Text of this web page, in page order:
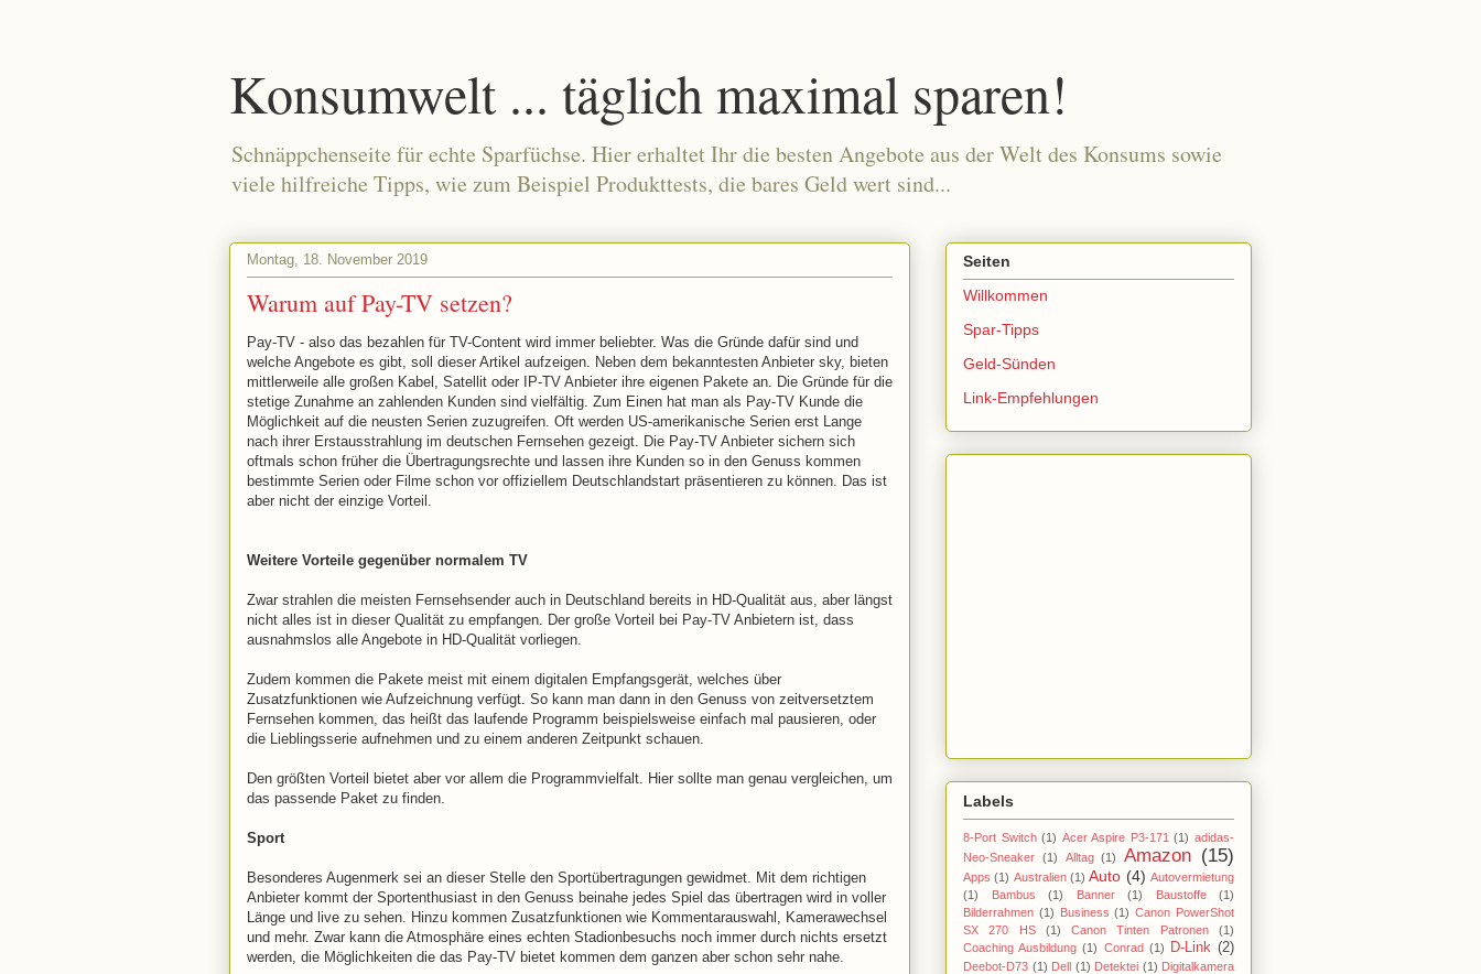
Konsumwelt ... täglich maximal sparen!
Schnäppchenseite für echte Sparfüchse. Hier erhaltet Ihr die besten Angebote aus der Welt des Konsums sowie
viele hilfreiche Tipps, wie zum Beispiel Produkttests, die bares Geld wert sind...
Montag, 18. November 2019
Warum auf Pay-TV setzen?
Pay-TV - also das bezahlen für TV-Content wird immer beliebter. Was die Gründe dafür sind und
welche Angebote es gibt, soll dieser Artikel aufzeigen. Neben dem bekanntesten Anbieter sky, bieten
mittlerweile alle großen Kabel, Satellit oder IP-TV Anbieter ihre eigenen Pakete an. Die Gründe für die
stetige Zunahme an zahlenden Kunden sind vielfältig. Zum Einen hat man als Pay-TV Kunde die
Möglichkeit auf die neusten Serien zuzugreifen. Oft werden US-amerikanische Serien erst Lange
nach ihrer Erstausstrahlung im deutschen Fernsehen gezeigt. Die Pay-TV Anbieter sichern sich
oftmals schon früher die Übertragungsrechte und lassen ihre Kunden so in den Genuss kommen
bestimmte Serien oder Filme schon vor offiziellem Deutschlandstart präsentieren zu können. Das ist
aber nicht der einzige Vorteil.
Weitere Vorteile gegenüber normalem TV
Zwar strahlen die meisten Fernsehsender auch in Deutschland bereits in HD-Qualität aus, aber längst
nicht alles ist in dieser Qualität zu empfangen. Der große Vorteil bei Pay-TV Anbietern ist, dass
ausnahmslos alle Angebote in HD-Qualität vorliegen.
Zudem kommen die Pakete meist mit einem digitalen Empfangsgerät, welches über
Zusatzfunktionen wie Aufzeichnung verfügt. So kann man dann in den Genuss von zeitversetztem
Fernsehen kommen, das heißt das laufende Programm beispielsweise einfach mal pausieren, oder
die Lieblingsserie aufnehmen und zu einem anderen Zeitpunkt schauen.
Den größten Vorteil bietet aber vor allem die Programmvielfalt. Hier sollte man genau vergleichen, um
das passende Paket zu finden.
Sport
Besonderes Augenmerk sei an dieser Stelle den Sportübertragungen gewidmet. Mit dem richtigen
Anbieter kommt der Sportenthusiast in den Genuss beinahe jedes Spiel das übertragen wird in voller
Länge und live zu sehen. Hinzu kommen Zusatzfunktionen wie Kommentarauswahl, Kamerawechsel
und mehr. Zwar kann die Atmosphäre eines echten Stadionbesuchs noch immer durch nichts ersetzt
werden, die Möglichkeiten die das Pay-TV bietet kommen dem ganzen aber schon sehr nahe.
Seiten
Willkommen
Spar-Tipps
Geld-Sünden
Link-Empfehlungen
Labels
8-Port Switch (1) Acer Aspire P3-171 (1) adidas-
Neo-Sneaker (1) Alltag (1) Amazon (15)
Apps (1) Australien (1) Auto (4) Autovermietung
(1)
Bambus (1) Banner (1) Baustoffe
(1)
Bilderrahmen (1) Business (1) Canon PowerShot
SX 270 HS
(1) Canon Tinten Patronen
(1)
Coaching Ausbildung (1) Conrad (1) D-Link (2)
Deebot-D73 (1) Dell (1) Detektei (1) Digitalkamera